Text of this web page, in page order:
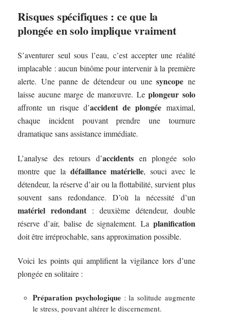
Risques spécifiques : ce que la
plongée en solo implique vraiment
S’aventurer seul sous l’eau, c’est accepter une réalité
implacable : aucun binôme pour intervenir à la première
alerte. Une panne de détendeur ou unesyncope ne
laisse aucune marge de manœuvre. Leplongeur solo
affronte un risque d’accident de plongée maximal,
chaque incident pouvant prendre une tournure
dramatique sans assistance immédiate.
L’analyse des retours d’accidents en plongée solo
montre que la défaillance matérielle, souci avec le
détendeur, la réserve d’air ou la flottabilité, survient plus
souvent sans redondance. D’où la nécessité d’un
matériel redondant : deuxième détendeur, double
réserve d’air, balise de signalement. La planification
doit être irréprochable, sans approximation possible.
Voici les points qui amplifient la vigilance lors d’une
plongée en solitaire :
Préparation psychologique : la solitude augmente
le stress, pouvant altérer le discernement.